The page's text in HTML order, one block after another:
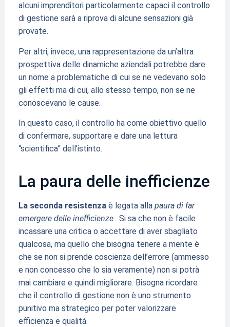
alcuni imprenditori particolarmente capaci il controllo
di gestione sarà a riprova di alcune sensazioni già
provate.
Per altri, invece, una rappresentazione da un’altra
prospettiva delle dinamiche aziendali potrebbe dare
un nome a problematiche di cui se ne vedevano solo
gli effetti ma di cui, allo stesso tempo, non se ne
conoscevano le cause.
In questo caso, il controllo ha come obiettivo quello
di confermare, supportare e dare una lettura
“scientifica” dell’istinto.
La paura delle inefficienze
La seconda resistenzaè legata alla paura di far
emergere delle inefficienze. Si sa che non è facile
incassare una critica o accettare di aver sbagliato
qualcosa, ma quello che bisogna tenere a mente è
che se non si prende coscienza dell’errore (ammesso
e non concesso che lo sia veramente) non si potrà
mai cambiare e quindi migliorare. Bisogna ricordare
che il controllo di gestione non è uno strumento
punitivo ma strategico per poter valorizzare
efficienza e qualità.